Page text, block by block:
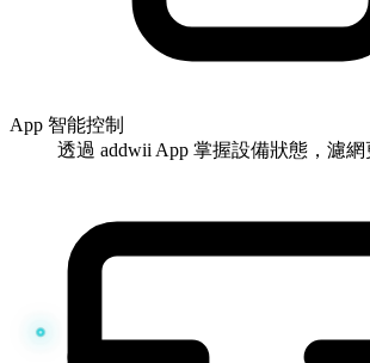
App 智能控制
透過 addwii App 掌握設備狀態，濾網